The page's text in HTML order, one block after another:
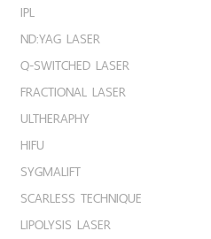
IPL
ND:YAG LASER
Q-SWITCHED LASER
FRACTIONAL LASER
ULTHERAPHY
HIFU
SYGMALIFT
SCARLESS TECHNIQUE
LIPOLYSIS LASER